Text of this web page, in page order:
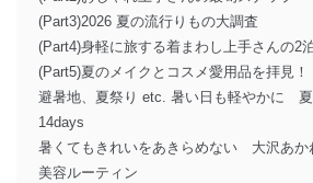
(Part3)2026 夏の流行りもの大調査
(Part4)身軽に旅する着まわし上手さんの2
(Part5)夏のメイクとコスメ愛用品を拝見！
避暑地、夏祭り etc. 暑い日も軽やかに 夏
14days
暑くてもきれいをあきらめない 大沢あか
美容ルーティン